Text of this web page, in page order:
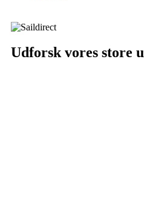
Udforsk vores store